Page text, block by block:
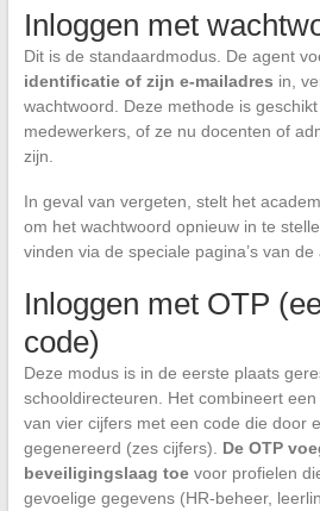
Inloggen met
Dit is de standaardmodus. De agent
identificatie of zijn e-mailadres in,
wachtwoord. Deze methode is
medewerkers, of ze nu docenten of
zijn.
In geval van vergeten, stelt het
om het wachtwoord opnieuw in te
vinden via de speciale pagina’s van
Inloggen met OTP
code)
Deze modus is in de eerste plaats
schooldirecteuren. Het combineert
van vier cijfers met een code die door
gegenereerd (zes cijfers). De OTP
beveiligingslaag toevoor profielen
gevoelige gegevens (HR-beheer,